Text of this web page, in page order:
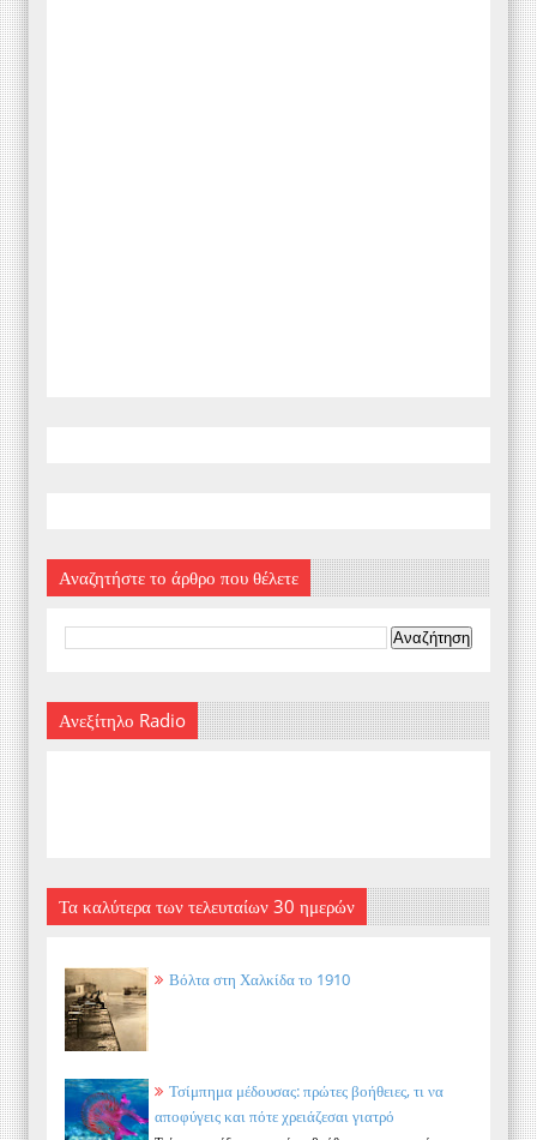
Αναζητήστε το άρθρο που θέλετε
Ανεξίτηλο Radio
Τα καλύτερα των τελευταίων 30 ημερών
Βόλτα στη Χαλκίδα το 1910
Τσίμπημα μέδουσας: πρώτες βοήθειες, τι να
αποφύγεις και πότε χρειάζεσαι γιατρό